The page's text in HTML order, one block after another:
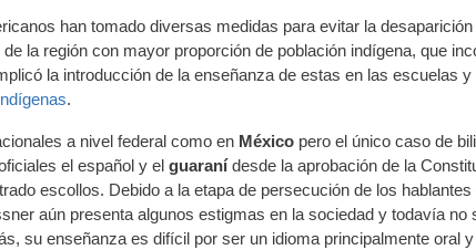
han tomado diversas medidas para evitar la
la región con mayor proporción de población indígena, que
la introducción de la enseñanza de estas en las escuelas
.
a nivel federal como en México pero el único caso de
el español y el guaranídesde la aprobación de la
escollos. Debido a la etapa de persecución de los hablantes
aún presenta algunos estigmas en la sociedad y todavía no
su enseñanza es difícil por ser un idioma principalmente oral